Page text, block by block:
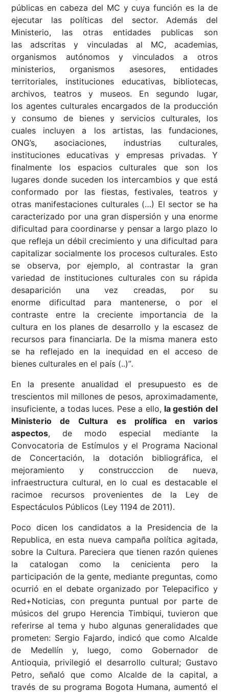
públicas en cabeza del MC y cuya función es la de
ejecutar las políticas del sector. Además del
Ministerio, las otras entidades publicas son
las adscritas y vinculadas al MC, academias,
organismos autónomos y vinculados a otros
ministerios, organismos asesores, entidades
territoriales, instituciones educativas, bibliotecas,
archivos, teatros y museos. En segundo lugar,
los agentes culturales encargados de la producción
y consumo de bienes y servicios culturales, los
cuales incluyen a los artistas, las fundaciones,
ONG’s, asociaciones, industrias culturales,
instituciones educativas y empresas privadas. Y
finalmente los espacios culturales que son los
lugares donde suceden los intercambios y que está
conformado por las fiestas, festivales, teatros y
otras manifestaciones culturales (…) El sector se ha
caracterizado por una gran dispersión y una enorme
dificultad para coordinarse y pensar a largo plazo lo
que refleja un débil crecimiento y una dificultad para
capitalizar socialmente los procesos culturales. Esto
se observa, por ejemplo, al contrastar la gran
variedad de instituciones culturales con su rápida
desaparición una vez creadas, por su
enorme dificultad para mantenerse, o por el
contraste entre la creciente importancia de la
cultura en los planes de desarrollo y la escasez de
recursos para financiarla. De la misma manera esto
se ha reflejado en la inequidad en el acceso de
bienes culturales en el país (..)”.
En la presente anualidad el presupuesto es de
trescientos mil millones de pesos, aproximadamente,
insuficiente, a todas luces. Pese a ello, la gestión del
Ministerio de Cultura es prolífica en varios
aspectos, de modo especial mediante la
Convocatoria de Estímulos y el Programa Nacional
de Concertación, la dotación bibliográfica, el
mejoramiento y construcccion de nueva,
infraestructura cultural, en lo cual es destacable el
racimoe recursos provenientes de la Ley de
Espectáculos Públicos (Ley 1194 de 2011).
Poco dicen los candidatos a la Presidencia de la
Republica, en esta nueva campaña política agitada,
sobre la Cultura. Pareciera que tienen razón quienes
la catalogan como la cenicienta pero la
participación de la gente, mediante preguntas, como
ocurrió en el debate organizado por Telepacifico y
Red+Noticias, con pregunta puntual por parte de
músicos del grupo Herencia Timbiqui, tuvieron que
referirse al tema y hubo algunas generalidades que
prometen: Sergio Fajardo, indicó que como Alcalde
de Medellín y, luego, como Gobernador de
Antioquia, privilegió el desarrollo cultural; Gustavo
Petro, señaló que como Alcalde de la capital, a
través de su programa Bogota Humana, aumentó el